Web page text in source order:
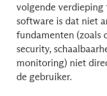
volgende verdieping
software is dat niet
fundamenten (zoals
security,
monitoring) niet
de gebruiker.